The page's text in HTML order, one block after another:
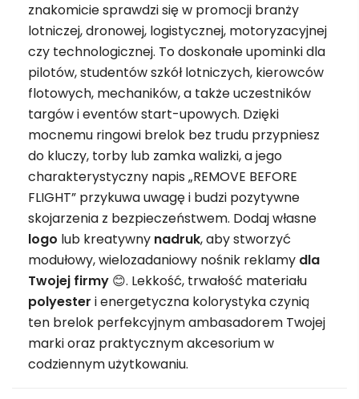
znakomicie sprawdzi się w promocji branży
lotniczej, dronowej, logistycznej, motoryzacyjnej
czy technologicznej. To doskonałe upominki dla
pilotów, studentów szkół lotniczych, kierowców
flotowych, mechaników, a także uczestników
targów i eventów start-upowych. Dzięki
mocnemu ringowi brelok bez trudu przypniesz
do kluczy, torby lub zamka walizki, a jego
charakterystyczny napis „REMOVE BEFORE
FLIGHT” przykuwa uwagę i budzi pozytywne
skojarzenia z bezpieczeństwem. Dodaj własne
logo lub kreatywny nadruk, aby stworzyć
modułowy, wielozadaniowy nośnik reklamy dla
Twojej firmy 😊. Lekkość, trwałość materiału
polyester i energetyczna kolorystyka czynią
ten brelok perfekcyjnym ambasadorem Twojej
marki oraz praktycznym akcesorium w
codziennym użytkowaniu.